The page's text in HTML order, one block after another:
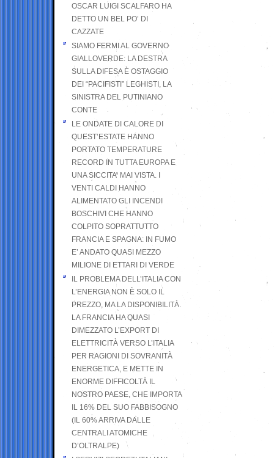
OSCAR LUIGI SCALFARO HA
DETTO UN BEL PO’ DI
CAZZATE
SIAMO FERMI AL GOVERNO
GIALLOVERDE: LA DESTRA
SULLA DIFESA È OSTAGGIO
DEI “PACIFISTI” LEGHISTI, LA
SINISTRA DEL PUTINIANO
CONTE
LE ONDATE DI CALORE DI
QUEST’ESTATE HANNO
PORTATO TEMPERATURE
RECORD IN TUTTA EUROPA E
UNA SICCITA’ MAI VISTA. I
VENTI CALDI HANNO
ALIMENTATO GLI INCENDI
BOSCHIVI CHE HANNO
COLPITO SOPRATTUTTO
FRANCIA E SPAGNA: IN FUMO
E’ ANDATO QUASI MEZZO
MILIONE DI ETTARI DI VERDE
IL PROBLEMA DELL’ITALIA CON
L’ENERGIA NON È SOLO IL
PREZZO, MA LA DISPONIBILITÀ.
LA FRANCIA HA QUASI
DIMEZZATO L’EXPORT DI
ELETTRICITÀ VERSO L’ITALIA
PER RAGIONI DI SOVRANITÀ
ENERGETICA, E METTE IN
ENORME DIFFICOLTÀ IL
NOSTRO PAESE, CHE IMPORTA
IL 16% DEL SUO FABBISOGNO
(IL 60% ARRIVA DALLE
CENTRALI ATOMICHE
D’OLTRALPE)